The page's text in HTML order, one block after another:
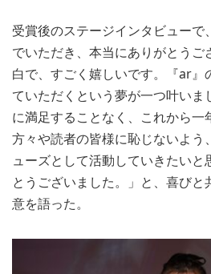
受賞後のステージインタビューで
でいただき、本当にありがとうご
白で、すごく嬉しいです。『ar』
ていただくという夢が一つ叶い
に満足することなく、これから一
方々や読者の皆様に恥じないよう
ューズとして活動していきたい
とうございました。」と、喜び
意を語った。